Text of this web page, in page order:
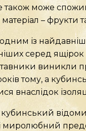
також може
– фрукти
із
серед ящірок
виникли
тому, а
внаслідок
кубинський
миролюбний